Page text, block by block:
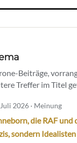
Beiträge,
Treffer im Titel
2026 · Meinung
die RAF und
sondern Idealisten